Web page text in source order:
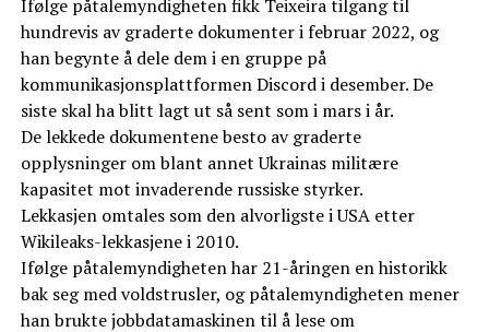
Ifølge påtalemyndigheten fikk Teixeira tilgang til
hundrevis av graderte dokumenter i februar 2022, og
han begynte å dele dem i en gruppe på
kommunikasjonsplattformen Discord i desember. De
siste skal ha blitt lagt ut så sent som i mars i år.
De lekkede dokumentene besto av graderte
opplysninger om blant annet Ukrainas militære
kapasitet mot invaderende russiske styrker.
Lekkasjen omtales som den alvorligste i USA etter
Wikileaks-lekkasjene i 2010.
Ifølge påtalemyndigheten har 21-åringen en historikk
bak seg med voldstrusler, og påtalemyndigheten mener
han brukte jobbdatamaskinen til å lese om